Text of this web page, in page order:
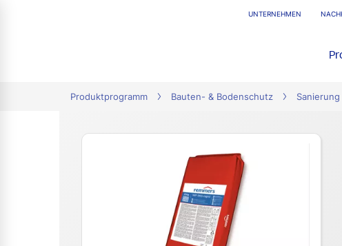
UNTERNEHMEN
Produktprogramm Bauten- & Bodenschutz Sanierung